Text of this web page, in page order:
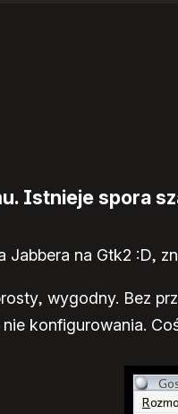
Istnieje spora
na Gtk2 :D,
wygodny. Bez
konfigurowania.